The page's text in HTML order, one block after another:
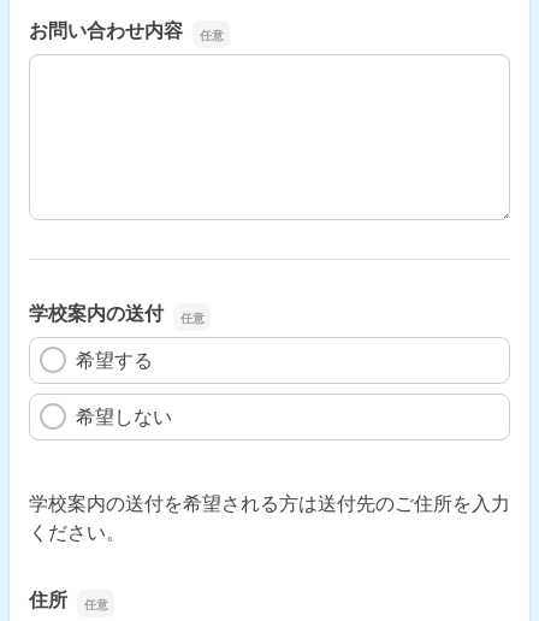
お問い合わせ内容
お問い合わせ内容
学校案内の送付
希望する
希望しない
学校案内の送付を希望される方は送付先のご住所を入力
ください。
住所